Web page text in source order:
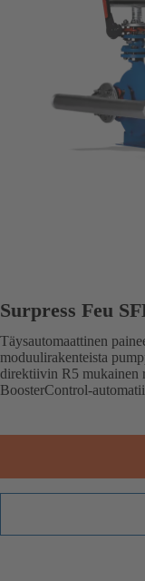
Surpress Feu
Täysautomaattinen
moduulirakenteista
direktiivin R5 mukainen
BoosterControl-